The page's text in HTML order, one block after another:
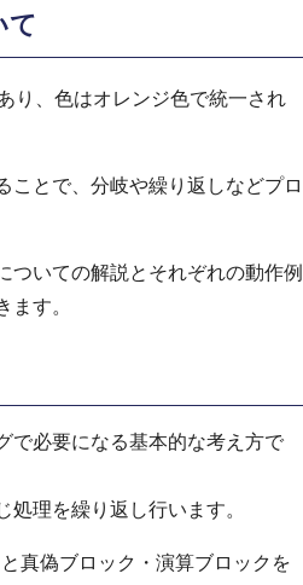
て
ことで、分岐や繰り返しなどプロ
ついての解説とそれぞれの動作例
ます。
で必要になる基本的な考え方で
理を繰り返し行います。
真偽ブロック・演算ブロックを